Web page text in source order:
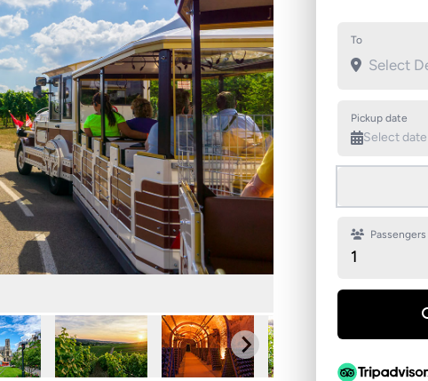
To
Pickup date
Passengers
1